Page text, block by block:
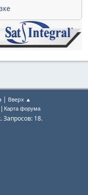
| Вверх ▲
Карта форума
Запросов: 18.